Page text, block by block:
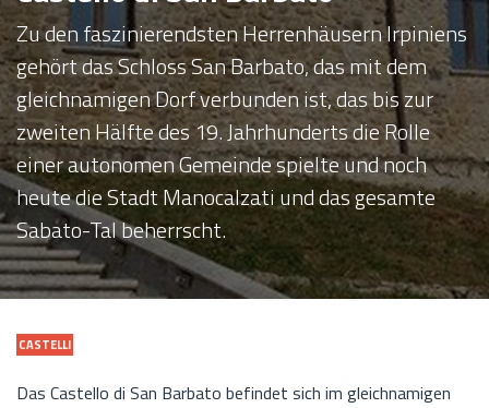
Zu den faszinierendsten Herrenhäusern Irpiniens
gehört das Schloss San Barbato, das mit dem
gleichnamigen Dorf verbunden ist, das bis zur
zweiten Hälfte des 19. Jahrhunderts die Rolle
einer autonomen Gemeinde spielte und noch
heute die Stadt Manocalzati und das gesamte
Sabato-Tal beherrscht.
CASTELLI
Das Castello di San Barbato befindet sich im gleichnamigen